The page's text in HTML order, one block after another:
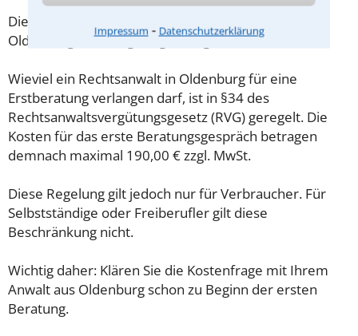
Impressum ⁃ Datenschutzerklärung
Die Kosten eines Anwalts für Verleumdung in
Oldenburg sind oft geringer als gedacht!
Wieviel ein Rechtsanwalt in Oldenburg für eine
Erstberatung verlangen darf, ist in §34 des
Rechtsanwaltsvergütungsgesetz (RVG) geregelt. Die
Kosten für das erste Beratungsgespräch betragen
demnach maximal 190,00 € zzgl. MwSt.
Diese Regelung gilt jedoch nur für Verbraucher. Für
Selbstständige oder Freiberufler gilt diese
Beschränkung nicht.
Wichtig daher: Klären Sie die Kostenfrage mit Ihrem
Anwalt aus Oldenburg schon zu Beginn der ersten
Beratung.